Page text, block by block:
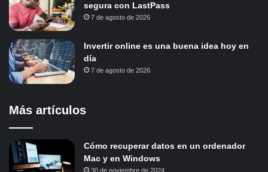
segura con LastPass
7 de agosto de 2026
Invertir online es una buena idea hoy en
día
7 de agosto de 2026
Más artículos
Cómo recuperar datos en un ordenador
Mac y en Windows
30 de noviembre de 2024